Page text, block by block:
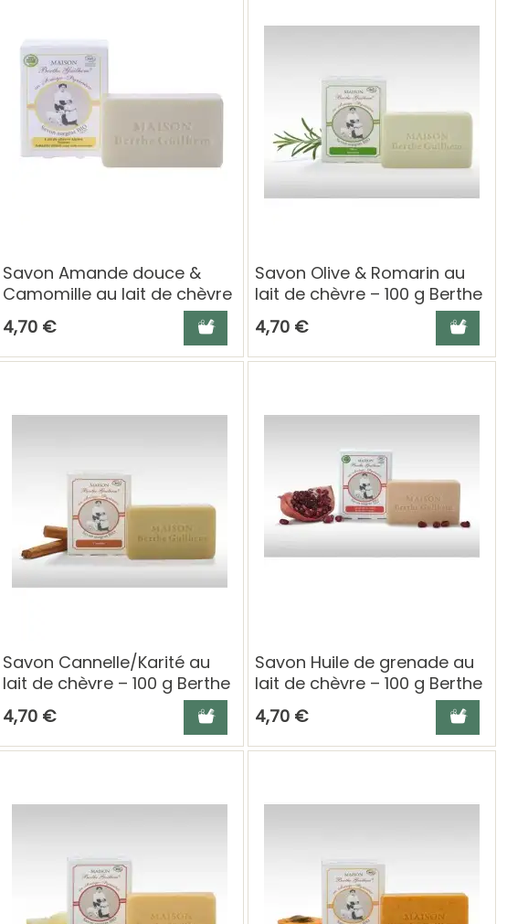
panier
Savon Amande douce &
Camomille au lait de chèvre
– 100 g Berthe Guilhem
4,70 € Ajouter au panier
Savon Olive & Romarin au
lait de chèvre – 100 g Berthe
Guilhem
4,70 € Ajouter
panier
Savon Cannelle/Karité au
lait de chèvre – 100 g Berthe
Guilhem
4,70 € Ajouter au panier
Savon Huile de grenade au
lait de chèvre – 100 g Berthe
Guilhem
4,70 € Ajouter